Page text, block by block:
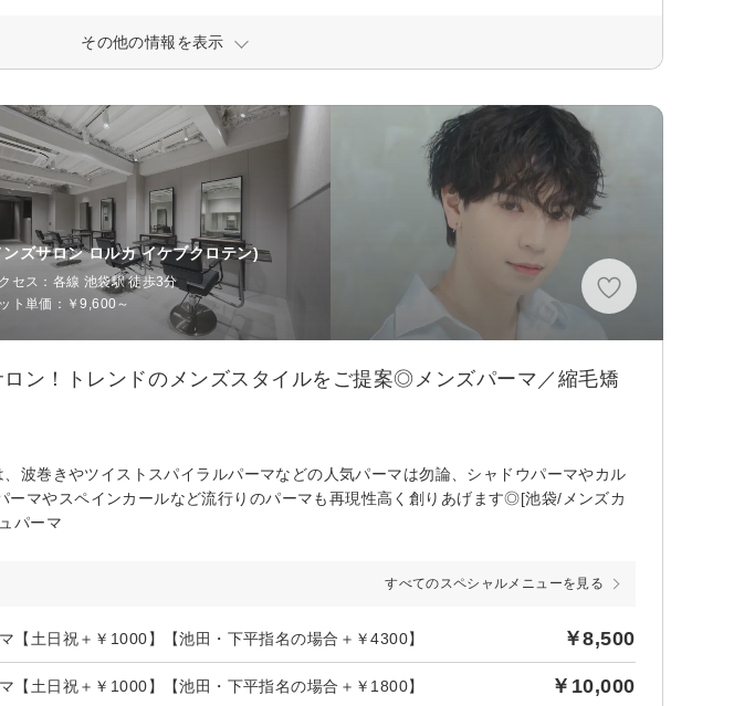
その他の情報を表示
ンズサロン ロルカ イケブクロテン)
セス：各線 池袋駅 徒歩3分
ト単価： ￥9,600～
ロン！トレンドのメンズスタイルをご提案◎メンズパーマ／縮毛矯
波巻きやツイストスパイラルパーマなどの人気パーマは勿論、シャドウパーマやカル
ーマやスペインカールなど流行りのパーマも再現性高く創りあげます◎[池袋/メンズカ
パーマ
すべてのスペシャルメニューを見る
【土日祝＋￥1000】【池田・下平指名の場合＋￥4300】 ￥8,500
【土日祝＋￥1000】【池田・下平指名の場合＋￥1800】 ￥10,000